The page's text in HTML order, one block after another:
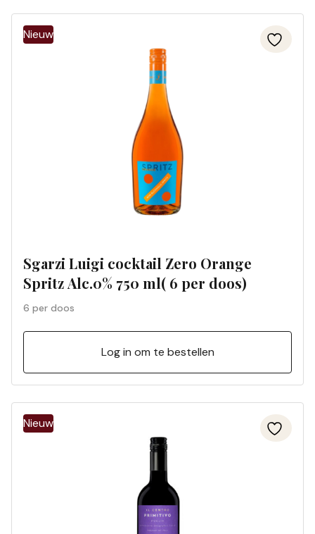
Sgarzi Luigi cocktail Zero Orange
Spritz Alc.0% 750 ml( 6 per doos)
6 per doos
Log in om te bestellen